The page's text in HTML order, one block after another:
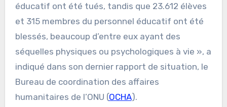
éducatif ont été tués, tandis que 23.612 élèves
et 315 membres du personnel éducatif ont été
blessés, beaucoup d’entre eux ayant des
séquelles physiques ou psychologiques à vie », a
indiqué dans son dernier rapport de situation, le
Bureau de coordination des affaires
humanitaires de l’ONU (OCHA).